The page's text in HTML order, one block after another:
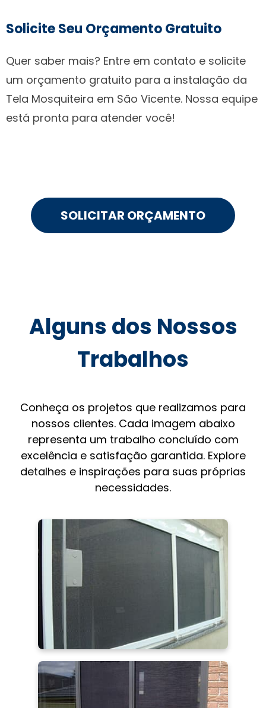
Solicite Seu Orçamento Gratuito
Quer saber mais? Entre em contato e solicite
um orçamento gratuito para a instalação da
Tela Mosquiteira em São Vicente. Nossa equipe
está pronta para atender você!
SOLICITAR ORÇAMENTO
Alguns dos Nossos
Trabalhos
Conheça os projetos que realizamos para
nossos clientes. Cada imagem abaixo
representa um trabalho concluído com
excelência e satisfação garantida. Explore
detalhes e inspirações para suas próprias
necessidades.